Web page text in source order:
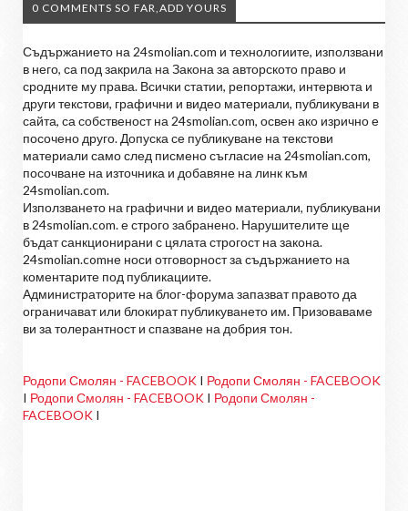
0 COMMENTS SO FAR,ADD YOURS
Съдържанието на 24smolian.com и технологиите, използвани
в него, са под закрила на Закона за авторското право и
сродните му права. Всички статии, репортажи, интервюта и
други текстови, графични и видео материали, публикувани в
сайта, са собственост на 24smolian.com, освен ако изрично е
посочено друго. Допуска се публикуване на текстови
материали само след писмено съгласие на 24smolian.com,
посочване на източника и добавяне на линк към
24smolian.com.
Използването на графични и видео материали, публикувани
в 24smolian.com. е строго забранено. Нарушителите ще
бъдат санкционирани с цялата строгост на закона.
24smolian.comне носи отговорност за съдържанието на
коментарите под публикациите.
Администраторите на блог-форума запазват правото да
ограничават или блокират публикуването им. Призоваваме
ви за толерантност и спазване на добрия тон.
Родопи Смолян - FACEBOOK I Родопи Смолян - FACEBOOK
I Родопи Смолян - FACEBOOK I Родопи Смолян -
FACEBOOK I